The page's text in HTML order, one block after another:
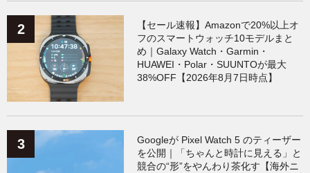
【セール速報】Amazonで20%以上オ
フのスマートウォッチ10モデルまと
め｜Galaxy Watch・Garmin・
HUAWEI・Polar・SUUNTOが最大
38%OFF【2026年8月7日時点】
Googleが Pixel Watch 5 のティーザー
を公開｜「ちゃんと時計に見える」と
競合の“形”をやんわり茶化す【海外ニ